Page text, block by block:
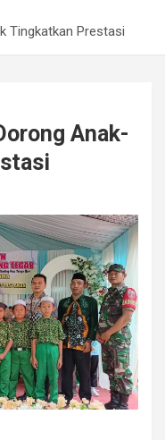
Tingkatkan Prestasi
Anak-